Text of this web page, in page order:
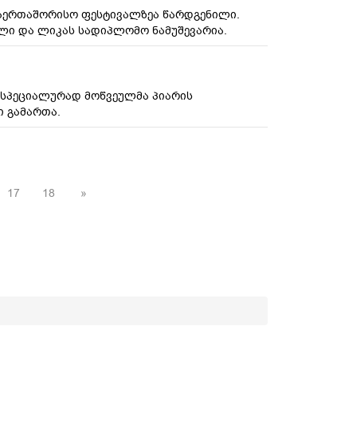
ფესტივალზეა წარდგენილი.
და ლიკას სადიპლომო ნამუშევარია.
მოწვეულმა პიარის
გამართა.
17 18 »